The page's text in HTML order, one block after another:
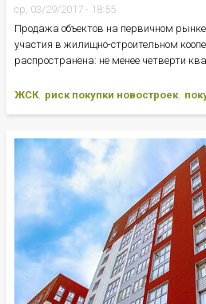
ср, 03/29/2017 - 18:55
Продажа объектов на первичном
участия в жилищно-строительном
распространена: не менее четверти
ЖСК риск покупки новостроек